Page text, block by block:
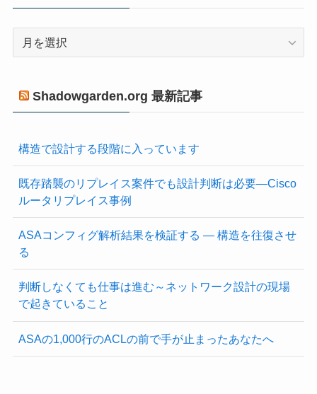
イ
Shadowgarden.org 最新記事
構造で設計する段階に入っています
既存踏襲のリプレイス案件でも設計判断は必要―Cisco
ルータリプレイス事例
ASAコンフィグ解析結果を検証する ― 構造を往復させ
る
判断しなくても仕事は進む～ネットワーク設計の現場
で起きていること
ASAの1,000行のACLの前で手が止まったあなたへ